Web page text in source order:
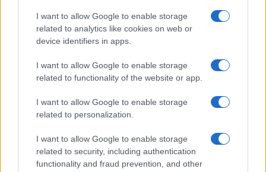
I want to allow Google to enable storage
related to analytics like cookies on web or
device identifiers in apps.
I want to allow Google to enable storage
related to functionality of the website or app.
I want to allow Google to enable storage
related to personalization.
I want to allow Google to enable storage
related to security, including authentication
functionality and fraud prevention, and other
individui. Essi, pensano gli economisti alla Hayek,
non reagiscono in modo uniforme ai grandi
aggregati macroeconomici, ad esempio l’indice
generale dei prezzi. Il loro comportamento, figlio
degli incentivi personali, è anche soggetto a
hanno una loro ragione d’essere, poiché spesso
nascono da argomenti solidi.